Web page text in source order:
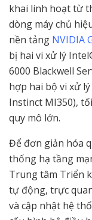
khai linh hoạt từ
dòng máy chủ
nền tảng NVIDIA
bị hai vi xử lý
6000 Blackwell
hợp hai bộ vi xử lý
Instinct MI350),
quy mô lớn.
Để đơn giản hóa
thống hạ tầng
Trung tâm Triển
tự động, trực
và cập nhật hệ